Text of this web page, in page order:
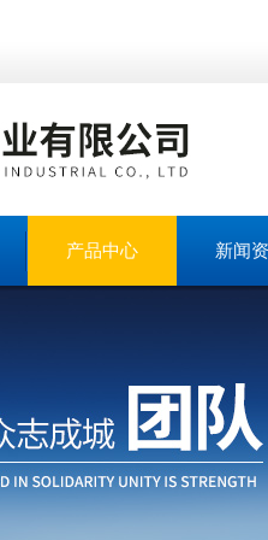
产品中心 新闻